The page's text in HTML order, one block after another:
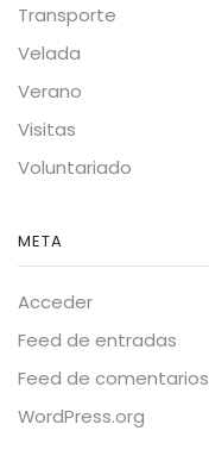
Transporte
Velada
Verano
Visitas
Voluntariado
META
Acceder
Feed de entradas
Feed de comentarios
WordPress.org